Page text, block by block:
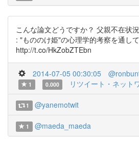
こんな論文どうですか？ 父親不在状
: "もののけ姫"の心理学的考察を通し
http://t.co/HkZobZTEbn
2014-07-05 00:30:05
1
0.000 リツイート・ネット
1 @yanemotwit
1 @maeda_maeda